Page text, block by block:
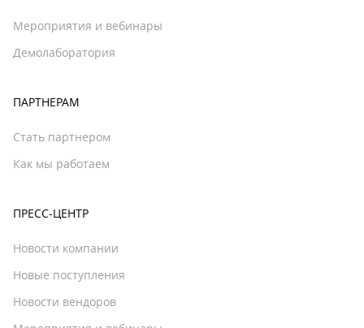
Мероприятия и вебинары
Демолаборатория
ПАРТНЕРАМ
Стать партнером
Как мы работаем
ПРЕСС-ЦЕНТР
Новости компании
Новые поступления
Новости вендоров